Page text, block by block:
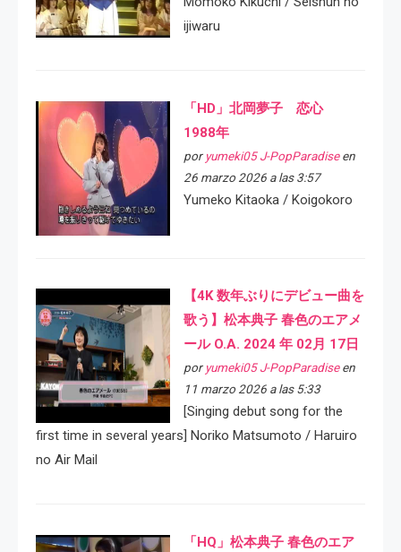
ijiwaru
「HD」北岡夢子 恋心
1988年
por yumeki05 J-PopParadiseen
26 marzo 2026 a las 3:57
Yumeko Kitaoka / Koigokoro
【4K 数年ぶりにデビュー曲を
歌う】松本典子 春色のエアメ
ール O.A. 2024 年 02月 17日
por yumeki05 J-PopParadiseen
11 marzo 2026 a las 5:33
[Singing debut song for the
first time in several years] Noriko Matsumoto / Haruiro
no Air Mail
「HQ」松本典子 春色のエア